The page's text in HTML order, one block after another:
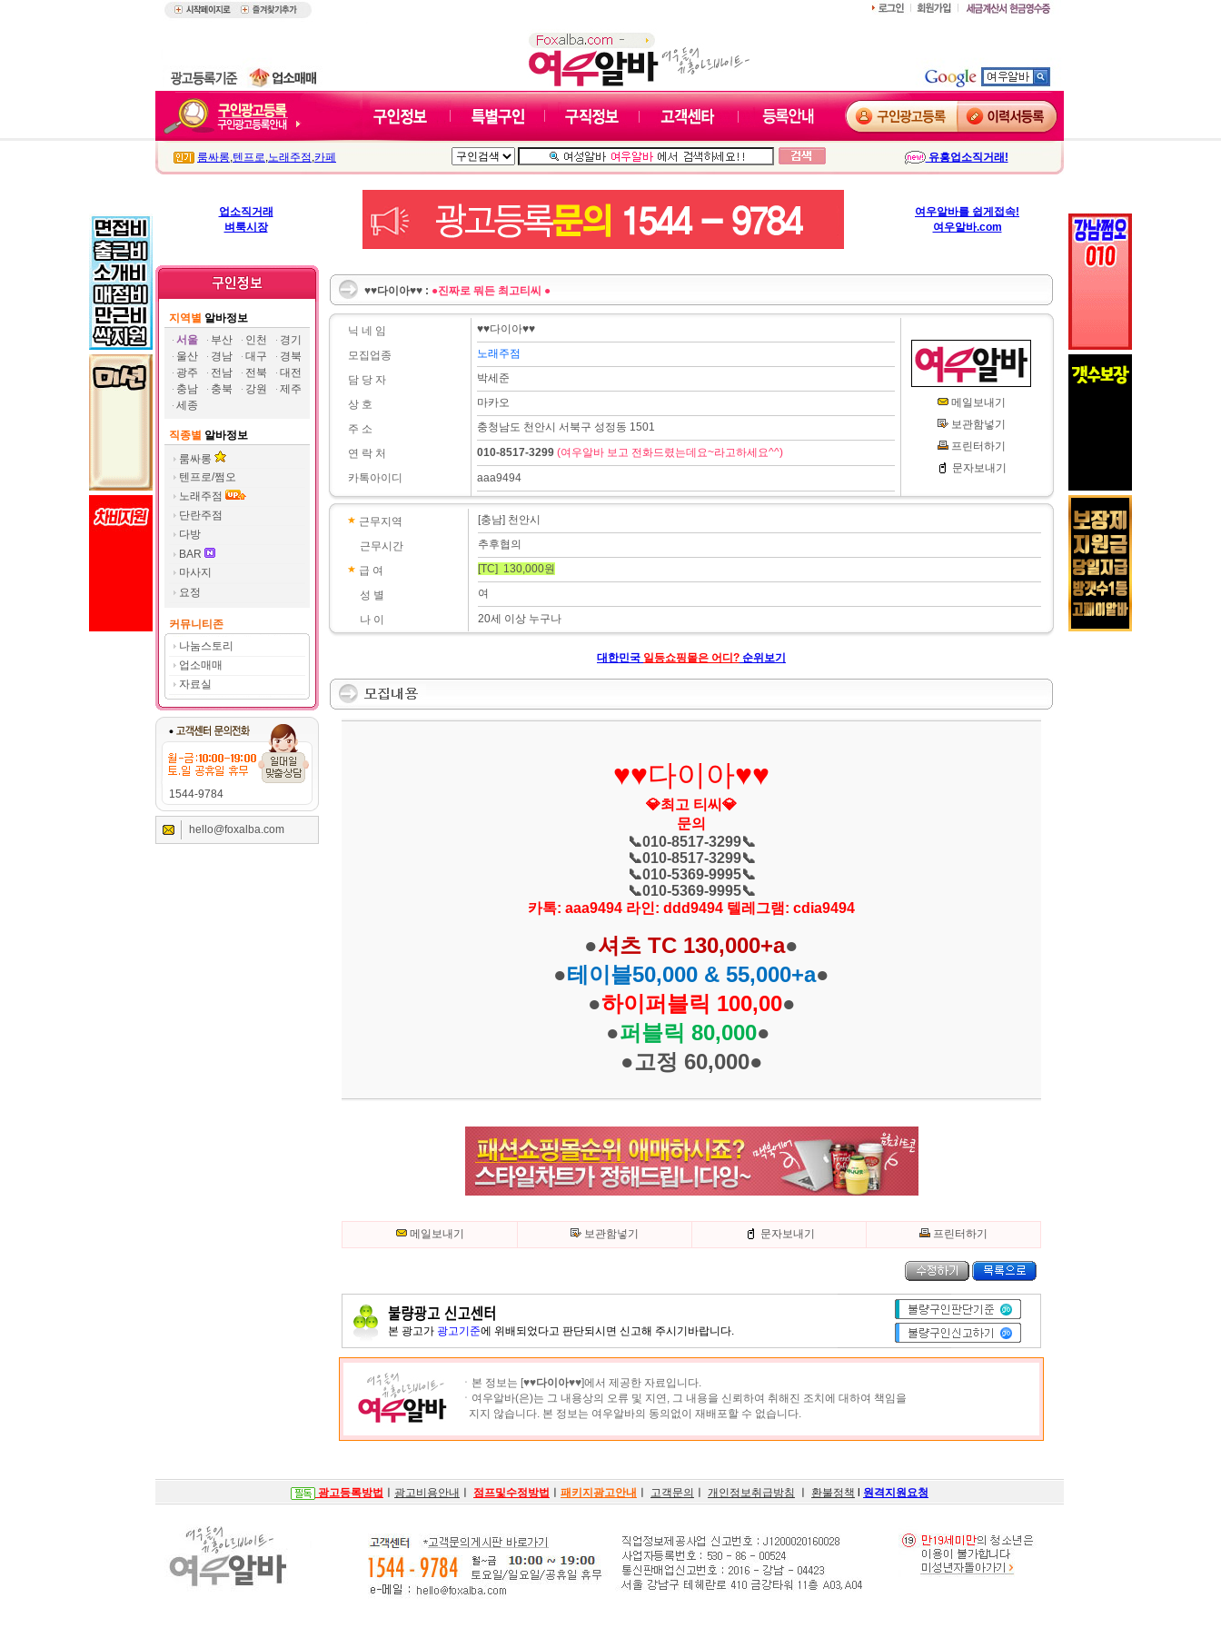
룸싸롱,텐프로,노래주점 ,카페 유흥업소직거래!
업소직거래
벼룩시장
여우알바를 쉽게접속!
여우알바.com
지역별 알바정보
서울
부산 인천
경기
울산
경남 대구
경북
광주
전남 전북
대전
충남
충북 강원
제주
세종
직종별 알바정보
룸싸롱
텐프로/쩜오
노래주점
단란주점
다방
BAR
마사지
요정
커뮤니티존
나눔스토리
업소매매
자료실
1544-9784
hello@foxalba.com
♥♥다이아♥♥ : ●진짜로 뭐든 최고티씨 ●
닉 네 임
모집업종
담 당 자
상 호
주 소
연 락 처
카톡아이디
♥♥다이아♥♥
노래주점
박세준
마카오
충청남도 천안시 서북구 성정동 1501
010-8517-3299 (여우알바 보고 전화드렸는데요~라고하세요^^)
aaa9494
메일보내기
보관함넣기
프린터하기
문자보내기
근무지역
근무시간
급 여
성 별
나 이
[충남] 천안시
추후협의
[TC] 130,000원
여
20세 이상 누구나
대한민국 일등쇼핑몰은 어디? 순위보기
♥♥다이아♥♥
💎최고 티씨💎
문의
📞010-8517-3299📞
📞010-8517-3299📞
📞010-5369-9995📞
📞010-5369-9995📞
카톡: aaa9494 라인: ddd9494 텔레그램: cdia9494
●셔츠 TC 130,000+a●
●테이블50,000 & 55,000+a●
●하이퍼블릭 100,00●
●퍼블릭 80,000●
●고정 60,000●
메일보내기 보관함넣기 문자보내기 프린터하기
본 광고가 광고기준에 위배되었다고 판단되시면 신고해 주시기바랍니다.
ㆍ본 정보는 [♥♥다이아♥♥]에서 제공한 자료입니다.
ㆍ여우알바(은)는 그 내용상의 오류 및 지연, 그 내용을 신뢰하여 취해진 조치에 대하여 책임을
지지 않습니다. 본 정보는 여우알바의 동의없이 재배포할 수 없습니다.
광고등록방법 광고비용안내 점프및수정방법 패키지광고안내 고객문의 개인정보취급방침 환불정책 원격지원요청